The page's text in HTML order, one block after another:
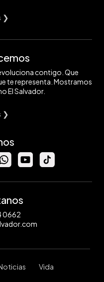
❯
contigo. Que
te representa. Mostramos
El Salvador.
❯
0662
Vida